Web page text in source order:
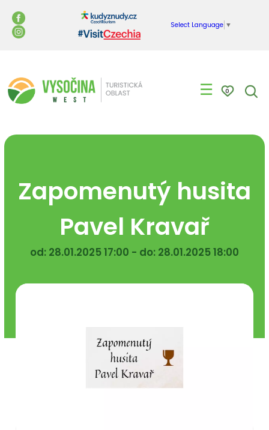
Select Language ▼
☰ 0
Zapomenutý husita
Pavel Kravař
od: 28.01.2025 17:00 - do: 28.01.2025 18:00